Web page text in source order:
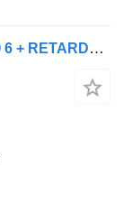
Mercedes-Benz Actros 2548 6X2 EURO 6 + RETARDER + LOHR 2018 HANGER